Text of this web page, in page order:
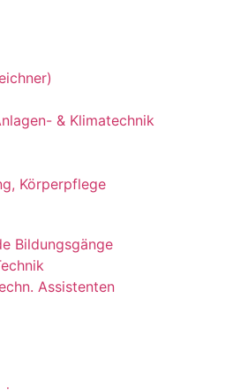
& Klimatechnik
Körperpflege
Bildungsgänge
Assistenten